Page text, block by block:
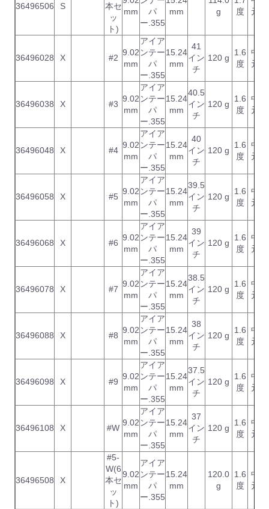
36496506 S
本セ
ッ
ト)
mm
パ
ー.355
mm
g
度
元
36496028 X #2
9.02
mm
アイア
ンテー
パ
ー.355
15.24
mm
41
イン
チ
120 g
1.6
度
中
元
36496038 X #3
9.02
mm
アイア
ンテー
パ
ー.355
15.24
mm
40.5
イン
チ
120 g
1.6
度
中
元
36496048 X #4
9.02
mm
アイア
ンテー
パ
ー.355
15.24
mm
40
イン
チ
120 g
1.6
度
中
元
36496058 X #5
9.02
mm
アイア
ンテー
パ
ー.355
15.24
mm
39.5
イン
チ
120 g
1.6
度
中
元
36496068 X #6
9.02
mm
アイア
ンテー
パ
ー.355
15.24
mm
39
イン
チ
120 g
1.6
度
中
元
36496078 X #7
9.02
mm
アイア
ンテー
パ
ー.355
15.24
mm
38.5
イン
チ
120 g
1.6
度
中
元
36496088 X #8
9.02
mm
アイア
ンテー
パ
ー.355
15.24
mm
38
イン
チ
120 g
1.6
度
中
元
36496098 X #9
9.02
mm
アイア
ンテー
パ
ー.355
15.24
mm
37.5
イン
チ
120 g
1.6
度
中
元
36496108 X #W
9.02
mm
アイア
ンテー
パ
ー.355
15.24
mm
37
イン
チ
120 g
1.6
度
中
元
36496508 X
#5-
W(6
本セ
ッ
ト)
9.02
mm
アイア
ンテー
パ
ー.355
15.24
mm
120.0
g
1.6
度
中
元